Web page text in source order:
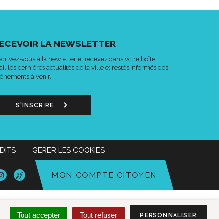
Tout accepter Tout refuser PERSONNALISER
LA NEWSLETTER
vous à la newletter et recevez dans votre boîte
les dernières actualités de la ville et restés informés des
à venir.
S'INSCRIRE
GERER LES COOKIES
MON COMPTE CITOYEN
Lien
vers
le
Instagram
Acce-
o